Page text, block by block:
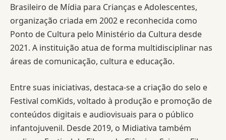
Brasileiro de Mídia para Crianças e Adolescentes,
organização criada em 2002 e reconhecida como
Ponto de Cultura pelo Ministério da Cultura desde
2021. A instituição atua de forma multidisciplinar nas
áreas de comunicação, cultura e educação.
Entre suas iniciativas, destaca-se a criação do selo e
Festival comKids, voltado à produção e promoção de
conteúdos digitais e audiovisuais para o público
infantojuvenil. Desde 2019, o Midiativa também